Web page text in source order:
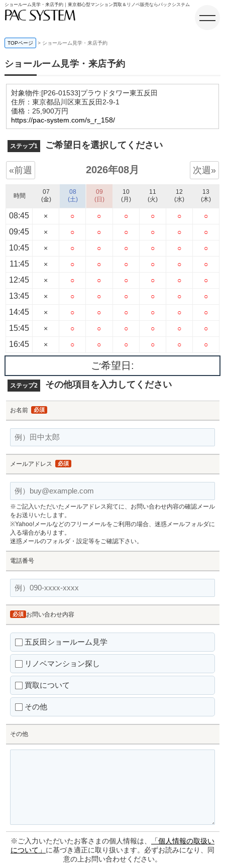
ショールーム見学・来店予約｜東京都心型マンション買取＆リノベ販売ならパックシステム
TOPページ ショールーム見学・来店予約
ショールーム見学・来店予約
対象物件:[P26-01533]プラウドタワー東五反田
住所：東京都品川区東五反田2-9-1
価格：25,900万円
https://pac-system.com/s_r_158/
ステップ1 ご希望日を選択してください
«前週 2026年08月 次週»
時間
08:45
09:45
10:45
11:45
12:45
13:45
14:45
15:45
16:45
07
(金)
×
×
×
×
×
×
×
×
×
08
(土)
○
○
○
○
○
○
○
○
○
09
(日)
○
○
○
○
○
○
○
○
○
10
(月)
○
○
○
○
○
○
○
○
○
11
(火)
○
○
○
○
○
○
○
○
○
12
(水)
○
○
○
○
○
○
○
○
○
13
(木)
○
○
○
○
○
○
○
○
○
ご希望日:
ステップ2 その他項目を入力してください
お名前 必須
メールアドレス 必須
※ご記入いただいたメールアドレス宛てに、お問い合わせ内容の確認メール
をお送りいたします。
※Yahoo!メールなどのフリーメールをご利用の場合、迷惑メールフォルダに
入る場合があります。
迷惑メールのフォルダ・設定等をご確認下さい。
電話番号
お問い合わせ内容
必須
五反田ショールーム見学
リノベマンション探し
買取について
その他
その他
※ご入力いただいたお客さまの個人情報は、
「個人情報の取扱い
について」 に基づき適正に取り扱います。必ずお読みになり、同
意の上お問い合わせください。